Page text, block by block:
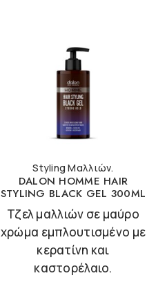
Styling Μαλλιών.
DALON HOMME HAIR
STYLING BLACK GEL 300ML
Τζελ μαλλιών σε μαύρο
χρώμα εμπλουτισμένο με
κερατίνη και
καστορέλαιο.